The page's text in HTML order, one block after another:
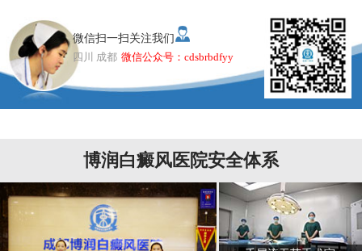
微信扫一扫关注我们
四川 成都 微信公众号：cdsbrbdfyy
博润白癜风医院安全体系